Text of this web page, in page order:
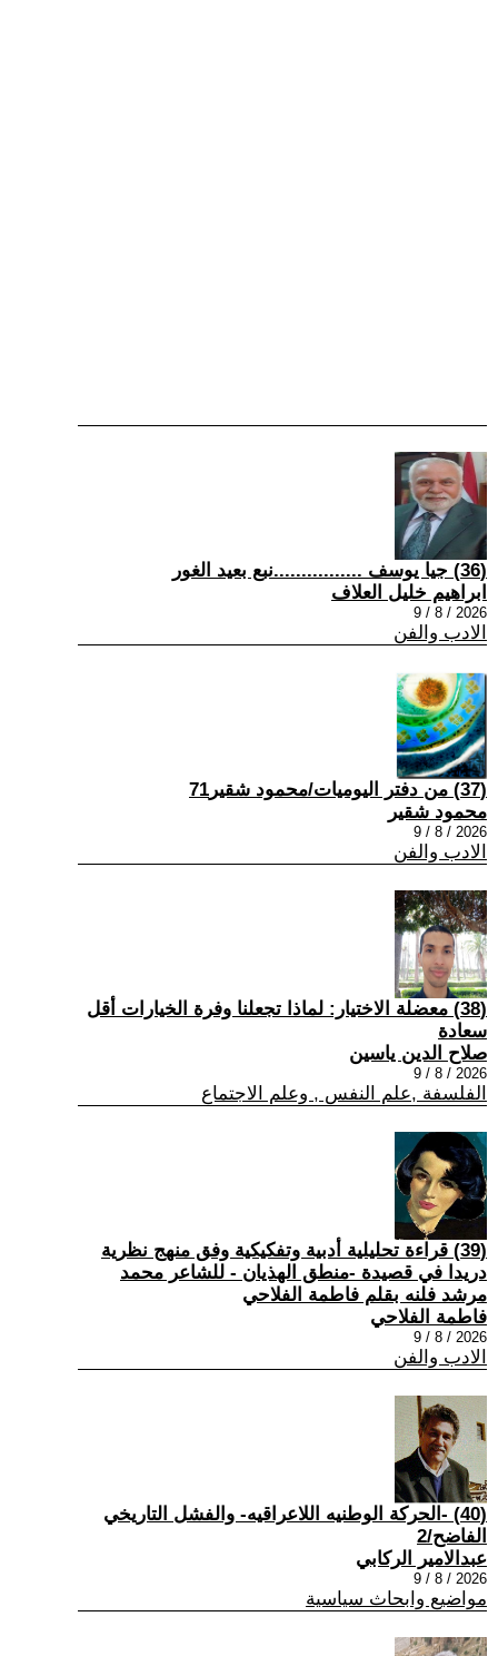
(36) جيا يوسف ................نبع بعيد الغور
ابراهيم خليل العلاف
2026 / 8 / 9
الادب والفن
(37) من دفتر اليوميات/محمود شقير71
محمود شقير
2026 / 8 / 9
الادب والفن
(38) معضلة الاختيار: لماذا تجعلنا وفرة الخيارات أقل
سعادة
صلاح الدين ياسين
2026 / 8 / 9
الفلسفة ,علم النفس , وعلم الاجتماع
(39) قراءة تحليلية أدبية وتفكيكية وفق منهج نظرية
دريدا في قصيدة -منطق الهذيان - للشاعر محمد
مرشد فلنه بقلم فاطمة الفلاحي
فاطمة الفلاحي
2026 / 8 / 9
الادب والفن
(40) -الحركة الوطنيه اللاعراقيه- والفشل التاريخي
الفاضح/2
عبدالامير الركابي
2026 / 8 / 9
مواضيع وابحاث سياسية